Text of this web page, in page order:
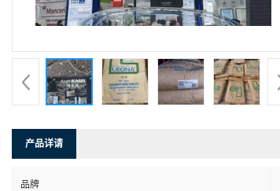
产品详请
品牌